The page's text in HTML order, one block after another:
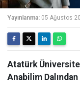
Yayınlanma: 05 Ağustos
Atatürk
Anabilim